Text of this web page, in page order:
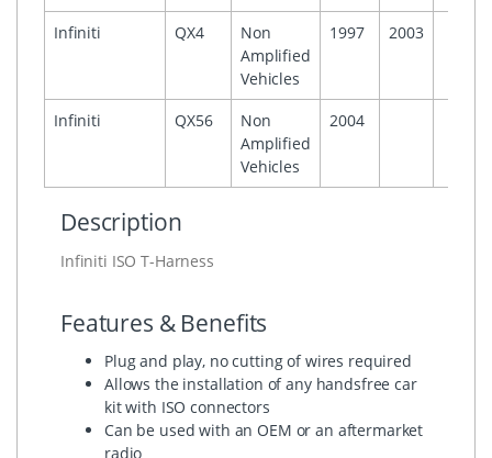
Infiniti
QX4
Non
Amplified
Vehicles
1997 2003
Infiniti QX56
Non
Amplified
Vehicles
2004
Description
Infiniti ISO T-Harness
Features & Benefits
Plug and play, no cutting of wires required
Allows the installation of any handsfree car
kit with ISO connectors
Can be used with an OEM or an aftermarket
radio